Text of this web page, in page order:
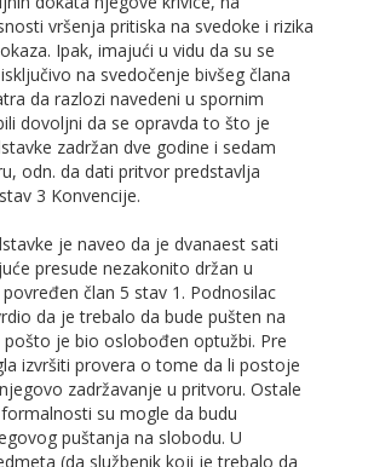
vršenja pritiska na svedoke i rizika
Ipak, imajući u vidu da su se
na svedočenje bivšeg člana
da razlozi navedeni u spornim
dovoljni da se opravda to što je
zadržan dve godine i sedam
odn. da dati pritvor predstavlja
3 Konvencije.
je naveo da je dvanaest sati
presude nezakonito držan u
član 5 stav 1. Podnosilac
da je trebalo da bude pušten na
je bio oslobođen optužbi. Pre
izvršiti provera o tome da li postoje
zadržavanje u pritvoru. Ostale
su mogle da budu
puštanja na slobodu. U
(da službenik koji je trebalo da